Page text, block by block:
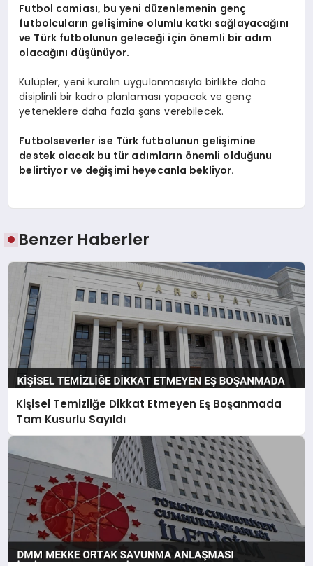
Futbol camiası, bu yeni düzenlemenin genç
futbolcuların gelişimine olumlu katkı sağlayacağını
ve Türk futbolunun geleceği için önemli bir adım
olacağını düşünüyor.
Kulüpler, yeni kuralın uygulanmasıyla birlikte daha
disiplinli bir kadro planlaması yapacak ve genç
yeteneklere daha fazla şans verebilecek.
Futbolseverler ise Türk futbolunun gelişimine
destek olacak bu tür adımların önemli olduğunu
belirtiyor ve değişimi heyecanla bekliyor.
Benzer Haberler
Kişisel Temizliğe Dikkat Etmeyen Eş Boşanmada
Tam Kusurlu Sayıldı